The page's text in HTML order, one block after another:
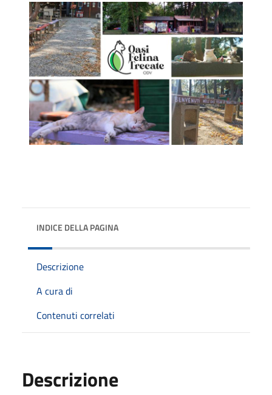
INDICE DELLA PAGINA
Descrizione
A cura di
Contenuti correlati
Descrizione